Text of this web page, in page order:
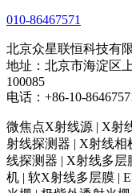
010-86467571
北京众星联恒科技有
地址：北京市海淀区
100085
电话：+86-10-
微焦点X射线源 | X射
射线探测器 | X射线
线探测器 | X射线多层
机 | 软X射线多层膜 |